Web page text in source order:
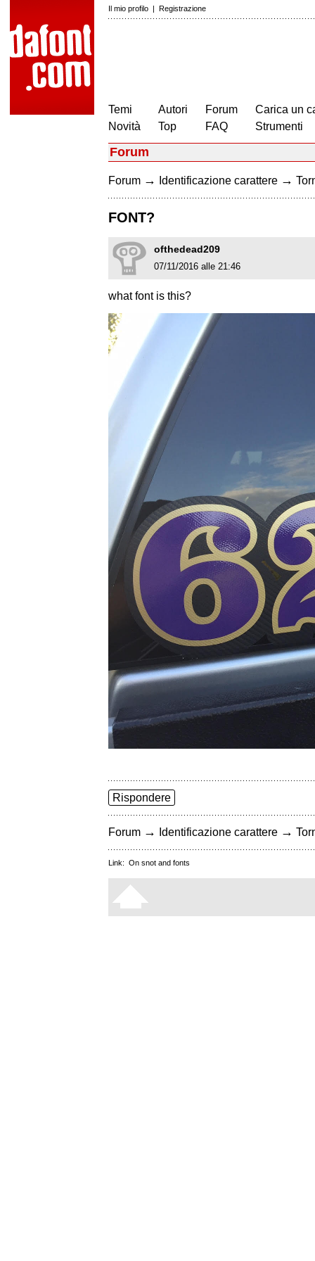
Il mio profilo | Registrazione
Temi
Novità
Autori
Top
Forum
FAQ
Carica un
Strumenti
Forum
Forum → Identificazione carattere →
FONT?
ofthedead209
07/11/2016 alle 21:46
what font is this?
Rispondere
Forum → Identificazione carattere →
Link: On snot and fonts